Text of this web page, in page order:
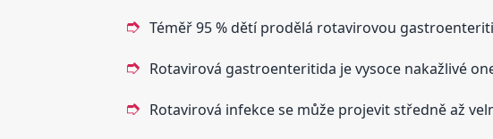
Téměř 95 % dětí prodělá rotavirovou
Rotavirová gastroenteritida je vysoce nakažlivé
Rotavirová infekce se může projevit středně až